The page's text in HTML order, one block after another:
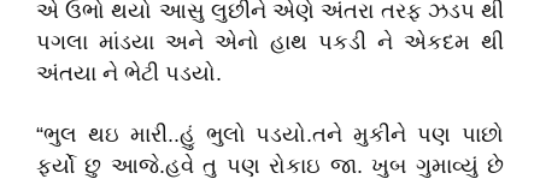
એ ઉભો થયો આસુ લુછીને એણે અંતરા તરફ ઝડપ થી
પગલા માંડયા અને એનો હાથ પકડી ને એકદમ થી
અંતયા ને ભેટી પડયો.
“ભુલ થઇ મારી..હું ભુલો પડયો.તને મુકીને પણ પાછો
ફર્યો છુ આજે.હવે તુ પણ રોકાઇ જા. ખુબ ગુમાવ્યું છે